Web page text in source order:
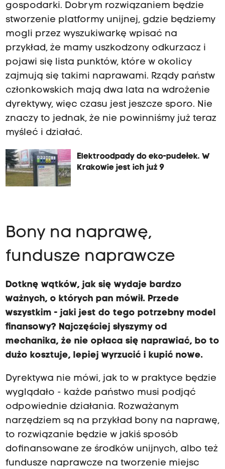
gospodarki. Dobrym rozwiązaniem będzie
stworzenie platformy unijnej, gdzie będziemy
mogli przez wyszukiwarkę wpisać na
przykład, że mamy uszkodzony odkurzacz i
pojawi się lista punktów, które w okolicy
zajmują się takimi naprawami. Rządy państw
członkowskich mają dwa lata na wdrożenie
dyrektywy, więc czasu jest jeszcze sporo. Nie
znaczy to jednak, że nie powinniśmy już teraz
myśleć i działać.
Elektroodpady do eko-pudełek. W
Krakowie jest ich już 9
Bony na naprawę,
fundusze naprawcze
Dotknę wątków, jak się wydaje bardzo
ważnych, o których pan mówił. Przede
wszystkim - jaki jest do tego potrzebny model
finansowy? Najczęściej słyszymy od
mechanika, że nie opłaca się naprawiać, bo to
dużo kosztuje, lepiej wyrzucić i kupić nowe.
Dyrektywa nie mówi, jak to w praktyce będzie
wyglądało - każde państwo musi podjąć
odpowiednie działania. Rozważanym
narzędziem są na przykład bony na naprawę,
to rozwiązanie będzie w jakiś sposób
dofinansowane ze środków unijnych, albo też
fundusze naprawcze na tworzenie miejsc